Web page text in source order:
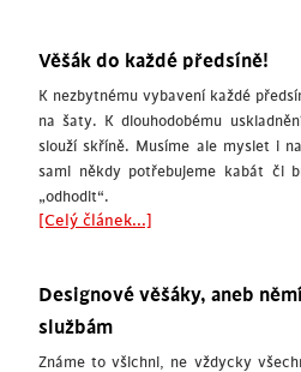
Věšák do každé předsíně!
K nezbytnému vybavení každé
na šaty. K dlouhodobému
slouží skříně. Musíme ale myslet i
sami někdy potřebujeme kabát či
„odhodit“.
[Celý článek...]
Designové věšáky, aneb
službám
Známe to všichni, ne vždycky